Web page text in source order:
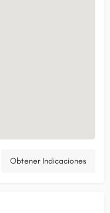
Obtener Indicaciones